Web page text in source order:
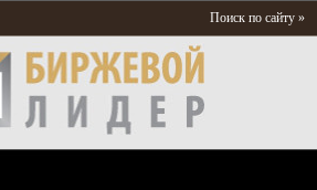
Поиск по сайту »